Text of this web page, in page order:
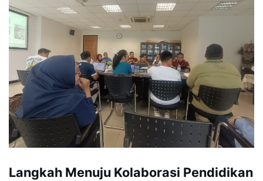
Langkah Menuju Kolaborasi Pendidikan